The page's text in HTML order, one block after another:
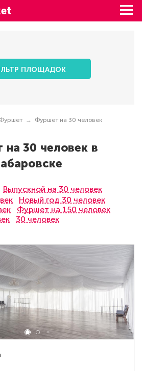
ПЛОЩАДОК
Фуршет Фуршет на 30 человек
30 человек в
Выпускной на 30 человек
Новый год 30 человек
Фуршет на 150 человек
30 человек